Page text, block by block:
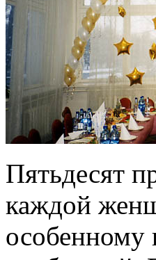
Пятьдесят
каждой
особенному